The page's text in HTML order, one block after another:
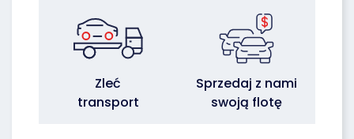
Zleć
transport
Sprzedaj z nami
swoją flotę